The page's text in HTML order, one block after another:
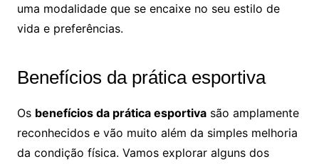
uma modalidade que se encaixe no seu estilo de
vida e preferências.
Benefícios da prática esportiva
Os benefícios da prática esportivasão amplamente
reconhecidos e vão muito além da simples melhoria
da condição física. Vamos explorar alguns dos